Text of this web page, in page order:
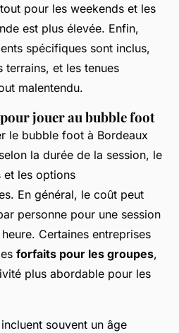
pour les weekends et les
est plus élevée. Enfin,
spécifiques sont inclus,
terrains, et les tenues
malentendu.
jouer au bubble foot
le bubble foot à Bordeaux
la durée de la session, le
et les options
En général, le coût peut
personne pour une session
Certaines entreprises
forfaits pour les groupes,
plus abordable pour les
souvent un âge